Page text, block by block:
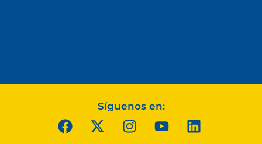
Síguenos en: